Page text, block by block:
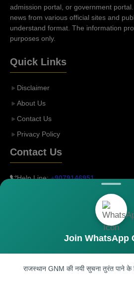
admission portal, or government
news from various official sites and
understand format. The information
purposes only.
Quick Links
Disclaimer
About Us
Contact Us
Privacy Policy
Contact Us
Help Line:+9079146951
rajgnm2025@gmail.com
Join WhatsApp
राजस्थान GNM की नयी सुचना तुरंत पाने के